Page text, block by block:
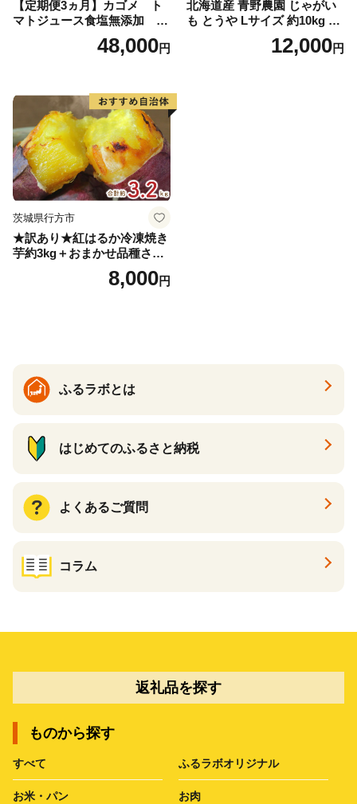
【定期便3ヵ月】カゴメ ト
マトジュース食塩無添加 72
0ml PET×15本 1ケース 毎月
届く 3ヵ月 3回コース ns001-
48,000円
北海道産 青野農園 じゃがい
も とうや Lサイズ 約10kg 20
26年10月初旬～12月下旬頃お
届け 先行予約 北海道 ジャガ
12,000円
茨城県行方市
★訳あり★紅はるか冷凍焼き
芋約3kg＋おまかせ品種さつ
まいも 合計約3.2kg｜さつ
まいも サツマイモ さつま芋
8,000円
ふるラボとは
はじめてのふるさと納税
よくあるご質問
コラム
返礼品を探す
ものから探す
すべて ふるラボオリジナル
お米・パン お肉